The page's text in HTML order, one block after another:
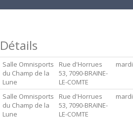
Détails
Salle Omnisports
du Champ de la
Lune
Rue d'Horrues
53, 7090-BRAINE-
LE-COMTE
mardi
Salle Omnisports
du Champ de la
Lune
Rue d'Horrues
53, 7090-BRAINE-
LE-COMTE
mardi